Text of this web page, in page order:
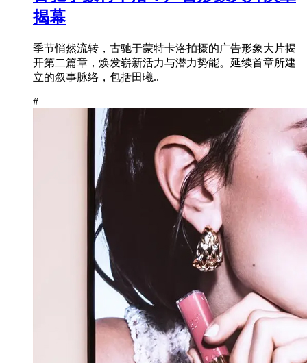
揭幕
季节悄然流转，古驰于蒙特卡洛拍摄的广告形象大片揭
开第二篇章，焕发崭新活力与潜力势能。延续首章所建
立的叙事脉络，包括田曦..
#